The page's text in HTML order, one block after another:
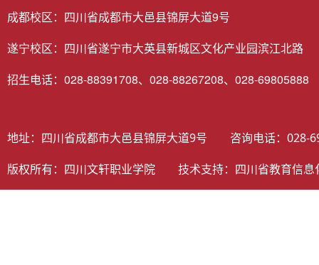
成都校区：四川省成都市大邑县锦屏大道9号
遂宁校区：四川省遂宁市大英县新城区文化产业园滨江北路
招生电话：028-88391708、028-88267208、028-69805888
地址：四川省成都市大邑县锦屏大道9号 咨询电话：
版权所有：四川文轩职业学院 技术支持： 四川省教育信